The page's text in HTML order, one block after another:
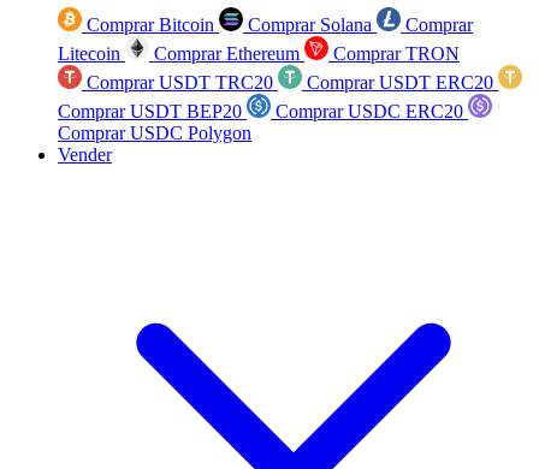
Comprar Bitcoin Comprar Solana
Comprar
Litecoin
Comprar Ethereum
Comprar TRON
Comprar USDT TRC20
Comprar USDT ERC20
Comprar USDT BEP20
Comprar USDC ERC20
Comprar USDC Polygon
Vender